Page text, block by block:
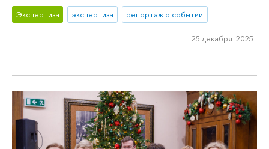
Экспертиза экспертиза репортаж о событии
25 декабря 2025